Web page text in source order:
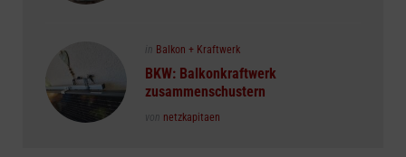
Posted
in
in Balkon + Kraftwerk
BKW: Balkonkraftwerk
zusammenschustern
Posted
von netzkapitaen